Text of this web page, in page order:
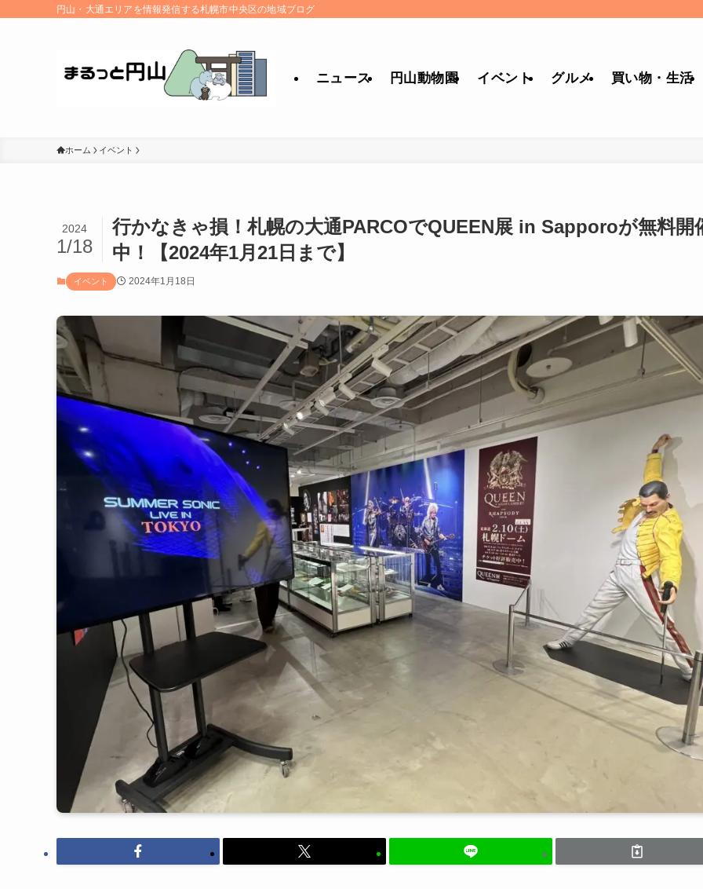
円山・大通エリアを情報発信する札幌市中央区の地域ブログ
ニュース 円山動物園 イベント グルメ 買い物・生活
ホーム イベント
行かなきゃ損！札幌の大通PARCOでQUEEN展 in Sapporoが無料開
中！【2024年1月21日まで】
2024
1/18
イベント 2024年1月18日